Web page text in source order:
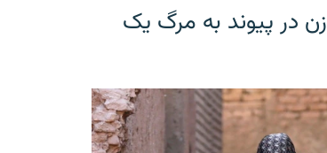
در پیوند به مرگ یک